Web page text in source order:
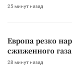
25 минут назад
Европа резко
сжиженного газа
28 минут назад